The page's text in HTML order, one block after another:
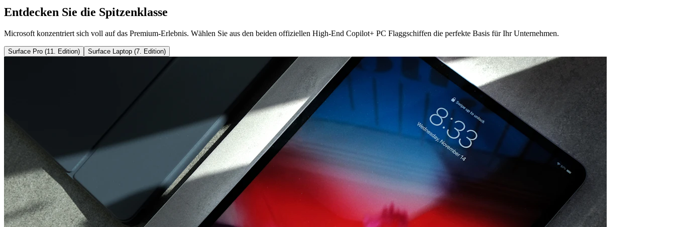
Entdecken Sie die Spitzenklasse
Microsoft konzentriert sich voll auf das Premium-Erlebnis. Wählen Sie aus den beiden offiziellen High-End Copilot+ PC Flaggschiffen die perfekte Basis für Ihr Unternehmen.
Surface Pro (11. Edition) Surface Laptop (7. Edition)